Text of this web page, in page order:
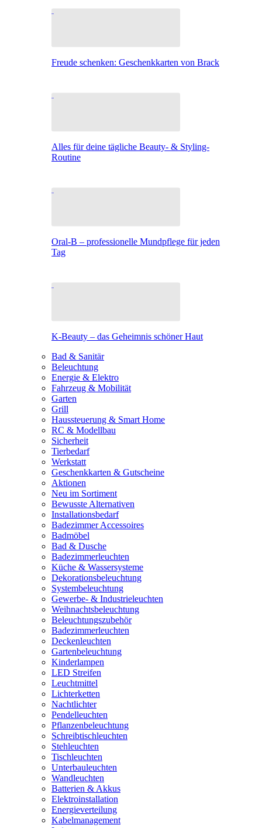
Freude schenken: Geschenkkarten von Brack
Alles für deine tägliche Beauty- & Styling-
Routine
Oral-B – professionelle Mundpflege für jeden
Tag
K-Beauty – das Geheimnis schöner Haut
Bad & Sanitär
Beleuchtung
Energie & Elektro
Fahrzeug & Mobilität
Garten
Grill
Haussteuerung & Smart Home
RC & Modellbau
Sicherheit
Tierbedarf
Werkstatt
Geschenkkarten & Gutscheine
Aktionen
Neu im Sortiment
Bewusste Alternativen
Installationsbedarf
Badezimmer Accessoires
Badmöbel
Bad & Dusche
Badezimmerleuchten
Küche & Wassersysteme
Dekorationsbeleuchtung
Systembeleuchtung
Gewerbe- & Industrieleuchten
Weihnachtsbeleuchtung
Beleuchtungszubehör
Badezimmerleuchten
Deckenleuchten
Gartenbeleuchtung
Kinderlampen
LED Streifen
Leuchtmittel
Lichterketten
Nachtlichter
Pendelleuchten
Pflanzenbeleuchtung
Schreibtischleuchten
Stehleuchten
Tischleuchten
Unterbauleuchten
Wandleuchten
Batterien & Akkus
Elektroinstallation
Energieverteilung
Kabelmanagement